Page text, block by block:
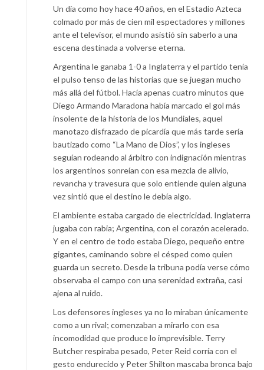
Un día como hoy hace 40 años, en el Estadio Azteca
colmado por más de cien mil espectadores y millones
ante el televisor, el mundo asistió sin saberlo a una
escena destinada a volverse eterna.
Argentina le ganaba 1-0 a Inglaterra y el partido tenía
el pulso tenso de las historias que se juegan mucho
más allá del fútbol. Hacía apenas cuatro minutos que
Diego Armando Maradona había marcado el gol más
insolente de la historia de los Mundiales, aquel
manotazo disfrazado de picardía que más tarde sería
bautizado como “La Mano de Dios”, y los ingleses
seguían rodeando al árbitro con indignación mientras
los argentinos sonreían con esa mezcla de alivio,
revancha y travesura que solo entiende quien alguna
vez sintió que el destino le debía algo.
El ambiente estaba cargado de electricidad. Inglaterra
jugaba con rabia; Argentina, con el corazón acelerado.
Y en el centro de todo estaba Diego, pequeño entre
gigantes, caminando sobre el césped como quien
guarda un secreto. Desde la tribuna podía verse cómo
observaba el campo con una serenidad extraña, casi
ajena al ruido.
Los defensores ingleses ya no lo miraban únicamente
como a un rival; comenzaban a mirarlo con esa
incomodidad que produce lo imprevisible. Terry
Butcher respiraba pesado, Peter Reid corría con el
gesto endurecido y Peter Shilton mascaba bronca bajo